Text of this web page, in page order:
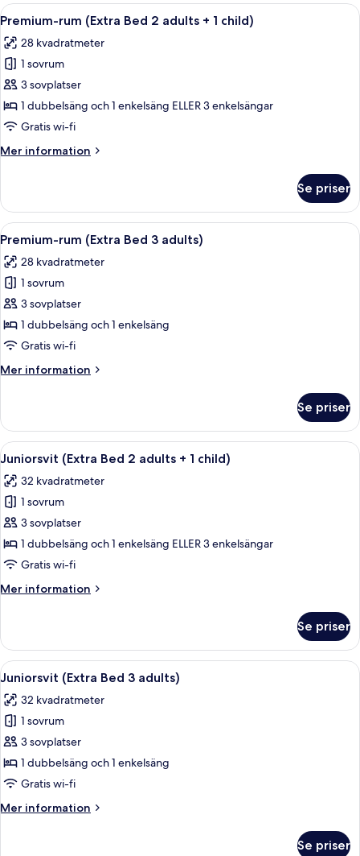
Öppna
alla
foton
för
Premium-
rum
(Extra
2
child)
Ett modernt hotellrum med en stor
8
Premium-rum (Extra Bed 2 adults + 1 child)
28 kvadratmeter
1 sovrum
3 sovplatser
1 dubbelsäng och 1 enkelsäng ELLER 3 enkelsängar
Gratis wi-fi
Mer information
Mer
rum
(Extra
Bed
adults
+
child)
Se priser
Öppna
alla
foton
för
Premium-
rum
(Extra
3
Ett modernt hotellrum med en stor
8
Premium-rum (Extra Bed 3 adults)
28 kvadratmeter
1 sovrum
3 sovplatser
1 dubbelsäng och 1 enkelsäng
Gratis wi-fi
Mer information
Mer
rum
(Extra
Bed
adults)
Se priser
Öppna
alla
foton
för
Juniorsvit
(Extra
Bed
adults
child)
Ett hotellrum med ett stort fönster,
15
Juniorsvit (Extra Bed 2 adults + 1 child)
32 kvadratmeter
1 sovrum
3 sovplatser
1 dubbelsäng och 1 enkelsäng ELLER 3 enkelsängar
Gratis wi-fi
Mer information
Mer
(Extra
Bed
2
+
Se priser
Öppna
alla
foton
för
Juniorsvit
(Extra
Bed
adults)
Ett hotellrum med ett stort fönster,
15
Juniorsvit (Extra Bed 3 adults)
32 kvadratmeter
1 sovrum
3 sovplatser
1 dubbelsäng och 1 enkelsäng
Gratis wi-fi
Mer information
Mer
Se priser